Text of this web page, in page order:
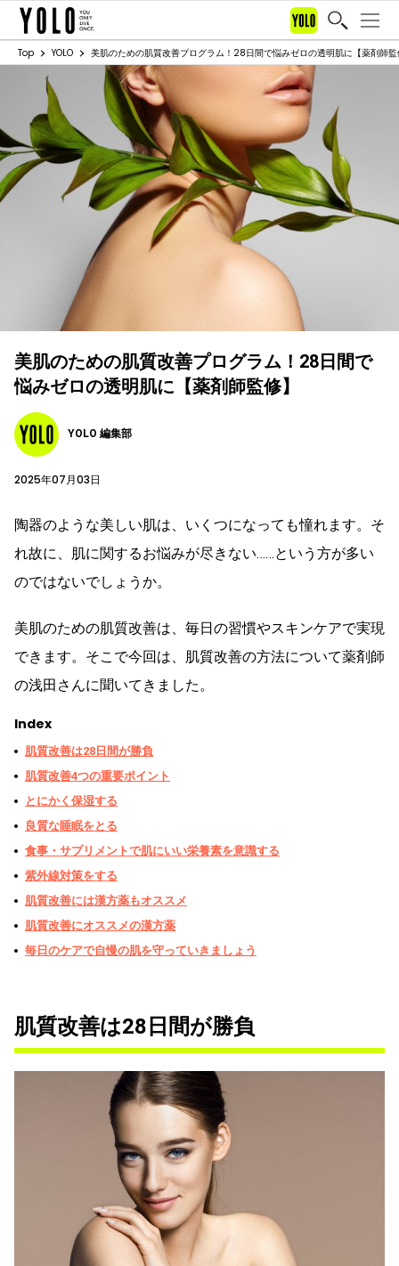
Top YOLO 美肌のための肌質改善プログラム！28日間で悩みゼロの透明肌に【薬剤師
美肌のための肌質改善プログラム！28日間で
悩みゼロの透明肌に【薬剤師監修】
YOLO 編集部
2025年07月03日
陶器のような美しい肌は、いくつになっても憧れます。そ
れ故に、肌に関するお悩みが尽きない……という方が多い
のではないでしょうか。
美肌のための肌質改善は、毎日の習慣やスキンケアで実現
できます。そこで今回は、肌質改善の方法について薬剤師
の浅田さんに聞いてきました。
Index
肌質改善は28日間が勝負
肌質改善4つの重要ポイント
とにかく保湿する
良質な睡眠をとる
食事・サプリメントで肌にいい栄養素を意識する
紫外線対策をする
肌質改善には漢方薬もオススメ
肌質改善にオススメの漢方薬
毎日のケアで自慢の肌を守っていきましょう
肌質改善は28日間が勝負